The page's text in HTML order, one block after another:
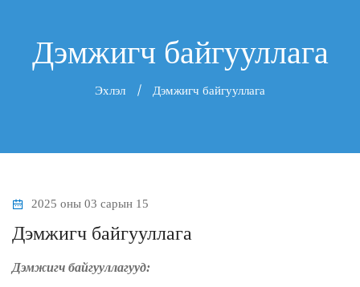
Дэмжигч байгууллага
Эхлэл Дэмжигч байгууллага
2025 оны 03 сарын 15
Дэмжигч байгууллага
Дэмжигч байгууллагууд: